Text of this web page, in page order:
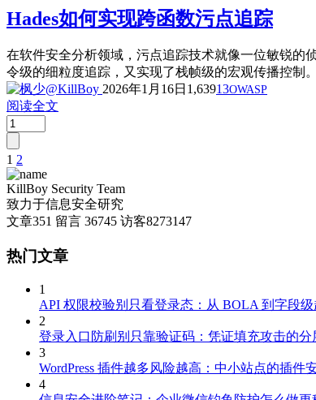
Hades如何实现跨函数污点追踪
在软件安全分析领域，污点追踪技术就像一位敏锐
令级的细粒度追踪，又实现了栈帧级的宏观传播控制
2026年1月16日 1,63913OWASP
阅读全文
文
章
分
页
1 2
KillBoy Security Team
致力于信息安全研究
文章351 留言 36745 访客8273147
热门文章
1
API 权限校验别只看登录态：从 BOLA 到字段
2
登录入口防刷别只靠验证码：凭证填充攻击的分
3
WordPress 插件越多风险越高：中小站点的插件
4